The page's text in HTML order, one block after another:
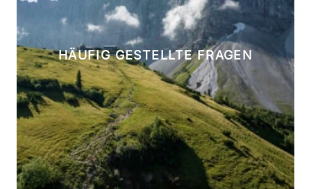
HÄUFIG GESTELLTE FRAGEN